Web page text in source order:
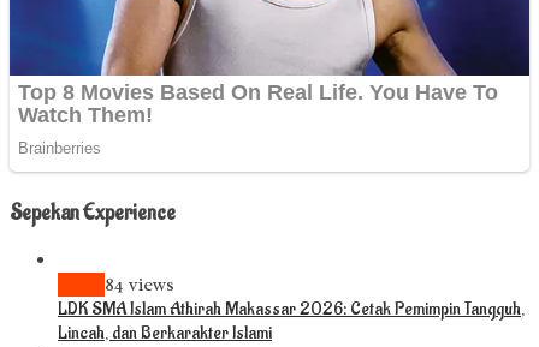
Sepekan Experience
84 views
LDK SMA Islam Athirah Makassar 2026: Cetak Pemimpin Tangguh,
Lincah, dan Berkarakter Islami